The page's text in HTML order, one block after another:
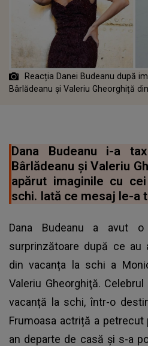
Reacția Danei Budeanu după
Bârlădeanu și Valeriu Gheorghiță
Dana Budeanu i-a
Bârlădeanu și Valeriu
apărut imaginile cu
schi. Iată ce mesaj le-a
Dana Budeanu a avut
surprinzătoare după ce au
din vacanța la schi a
Valeriu Gheorghiţă.
vacanță la schi, într-o
Frumoasa actriță a
an departe de casă și s-a